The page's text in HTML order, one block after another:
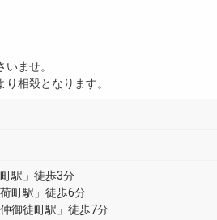
ませ。
相殺となります。
駅」徒歩3分
町駅」徒歩6分
御徒町駅」徒歩7分